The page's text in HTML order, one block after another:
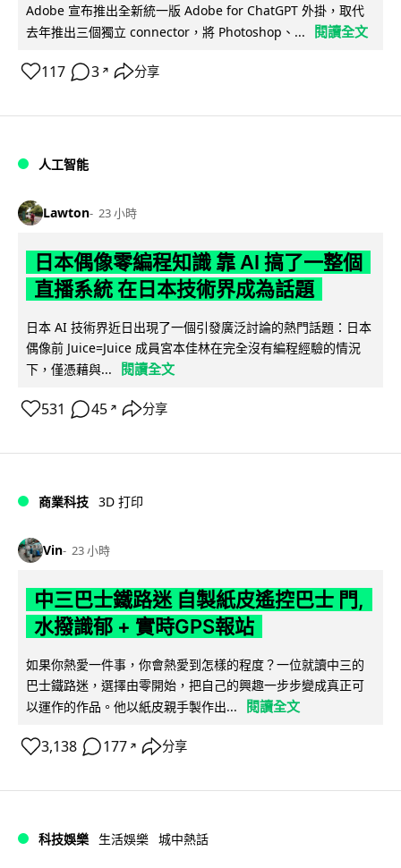
Adobe 宣布推出全新統一版 Adobe for ChatGPT 外掛，取代
去年推出三個獨立 connector，將 Photoshop、...
閱讀全文
117 3 ↗ 分享
人工智能
Lawton 23 小時
日本偶像零編程知識 靠 AI 搞了一整個
直播系統 在日本技術界成為話題
日本 AI 技術界近日出現了一個引發廣泛討論的熱門話題：日本
偶像前 Juice=Juice 成員宮本佳林在完全沒有編程經驗的情況
下，僅憑藉與...
閱讀全文
531 45 ↗ 分享
商業科技 3D 打印
Vin 23 小時
中三巴士鐵路迷 自製紙皮遙控巴士 門,
水撥識郁 + 實時GPS報站
如果你熱愛一件事，你會熱愛到怎樣的程度？一位就讀中三的
巴士鐵路迷，選擇由零開始，把自己的興趣一步步變成真正可
以運作的作品。他以紙皮親手製作出...
閱讀全文
3,138 177 ↗ 分享
科技娛樂 生活娛樂 城中熱話